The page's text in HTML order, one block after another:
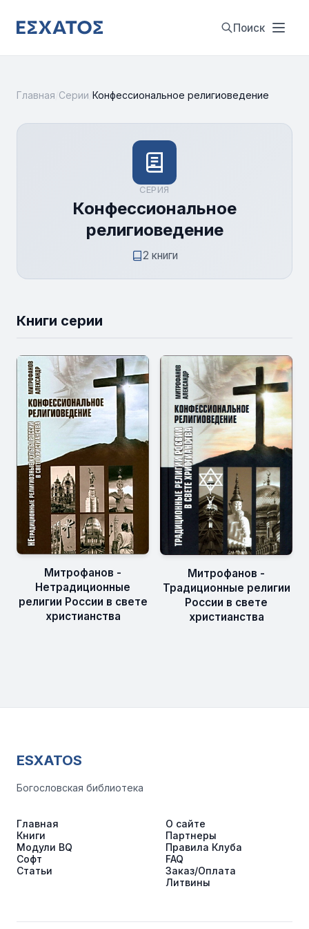
Поиск
Главная Серии Конфессиональное религиоведение
СЕРИЯ
Конфессиональное
религиоведение
2 книги
Книги серии
Митрофанов -
Нетрадиционные
религии России в свете
христианства
Митрофанов -
Традиционные религии
России в свете
христианства
ESXATOS
Богословская библиотека
Главная
Книги
Модули BQ
Софт
Статьи
О сайте
Партнеры
Правила Клуба
FAQ
Заказ/Оплата
Литвины